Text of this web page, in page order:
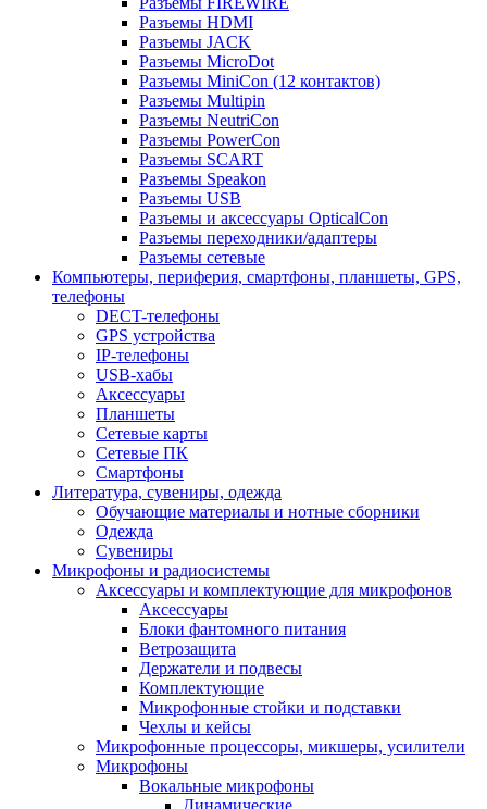
Разъемы HDMI
Разъемы JACK
Разъемы MicroDot
Разъемы MiniCon (12 контактов)
Разъемы Multipin
Разъемы NeutriCon
Разъемы PowerCon
Разъемы SCART
Разъемы Speakon
Разъемы USB
Разъемы и аксессуары OpticalCon
Разъемы переходники/адаптеры
Разъемы сетевые
Компьютеры, периферия, смартфоны, планшеты, GPS,
телефоны
DECT-телефоны
GPS устройства
IP-телефоны
USB-хабы
Аксессуары
Планшеты
Сетевые карты
Сетевые ПК
Смартфоны
Литература, сувениры, одежда
Обучающие материалы и нотные сборники
Одежда
Сувениры
Микрофоны и радиосистемы
Аксессуары и комплектующие для микрофонов
Аксессуары
Блоки фантомного питания
Ветрозащита
Держатели и подвесы
Комплектующие
Микрофонные стойки и подставки
Чехлы и кейсы
Микрофонные процессоры, микшеры, усилители
Микрофоны
Вокальные микрофоны
Динамические